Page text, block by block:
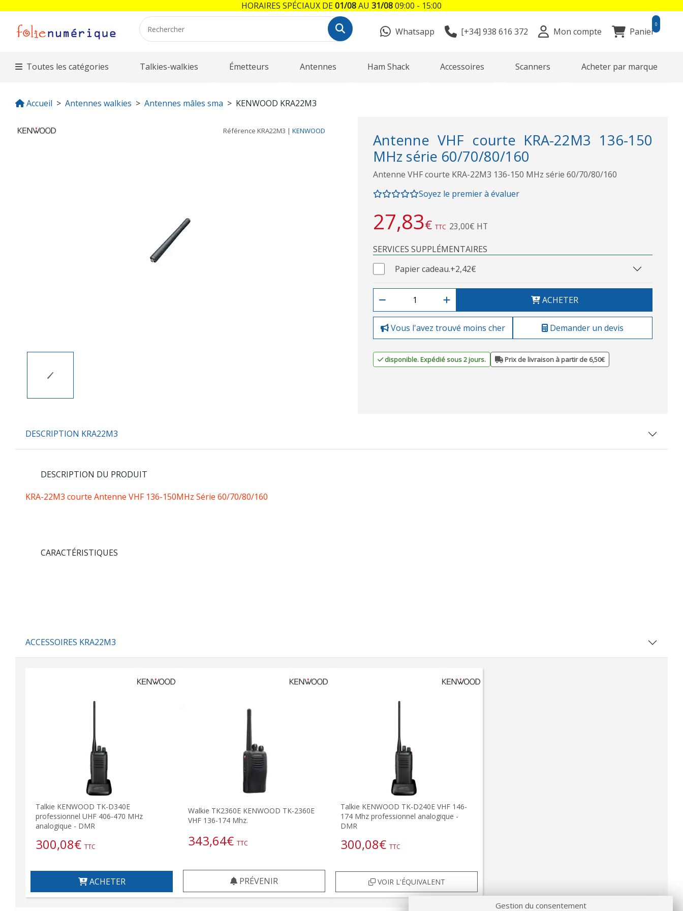
Whatsapp [+34] 938 616 372 Mon compte Panier
0
Toutes les catégories Talkies-walkies Émetteurs Antennes Ham Shack Accessoires Scanners Acheter par marque
Accueil Antennes walkies Antennes mâles sma KENWOOD KRA22M3
Référence KRA22M3 | KENWOOD
Antenne VHF courte KRA-22M3 136-150
MHz série 60/70/80/160
Antenne VHF courte KRA-22M3 136-150 MHz série 60/70/80/160
Soyez le premier à évaluer
27,83€ TTC 23,00€ HT
SERVICES SUPPLÉMENTAIRES
Papier cadeau.+2,42€
ACHETER
Vous l'avez trouvé moins cher Demander un devis
disponible. Expédié sous 2 jours. Prix de livraison à partir de 6,50€
DESCRIPTION KRA22M3
DESCRIPTION DU PRODUIT
KRA-22M3 courte Antenne VHF 136-150MHz Série 60/70/80/160
CARACTÉRISTIQUES
ACCESSOIRES KRA22M3
Talkie KENWOOD TK-D340E
professionnel UHF 406-470 MHz
analogique - DMR
300,08€ TTC
ACHETER
Walkie TK2360E KENWOOD TK-2360E
VHF 136-174 Mhz.
343,64€ TTC
PRÉVENIR
Talkie KENWOOD TK-D240E VHF 146-
174 Mhz professionnel analogique -
DMR
300,08€ TTC
VOIR L'ÉQUIVALENT
Gestion du consentement
HORAIRES SPÉCIAUX DE01/08AU 31/0809:00 - 15:00